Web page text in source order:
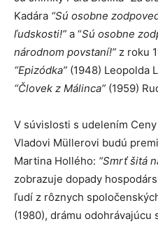
Kadára “Sú osobne
ľudskosti!” a “Sú osobne
národnom povstaní!” z roku
“Epizódka” (1948) Leopolda
“Človek z Málinca” (1959)
V súvislosti s udelením
Vladovi Müllerovi budú
Martina Hollého: “Smrť šitá
zobrazuje dopady
ľudí z rôznych
(1980), drámu odohrávajúcu